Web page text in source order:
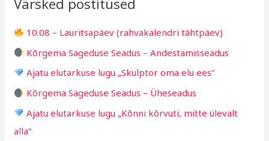
c
f
o
r
:
Värsked postitused
10.08 – Lauritsapäev (rahvakalendri tähtpäev)
Kõrgema Sageduse Seadus – Andestamisseadus
Ajatu elutarkuse lugu „Skulptor oma elu ees“
Kõrgema Sageduse Seadus – Üheseadus
Ajatu elutarkuse lugu „Kõnni kõrvuti, mitte ülevalt
alla“
g
i
d